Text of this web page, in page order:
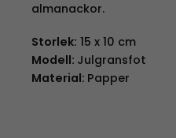
almanackor.
Storlek: 15 x 10 cm
Modell: Julgransfot
Material: Papper